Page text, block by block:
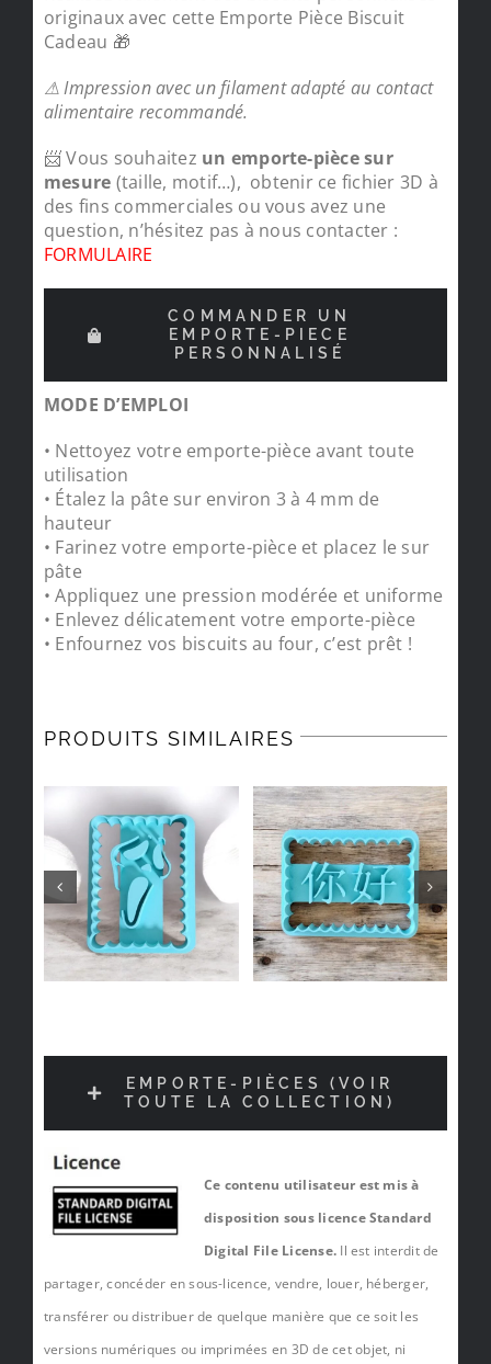
originaux avec cette Emporte Pièce Biscuit
Cadeau 🎁
⚠ Impression avec un filament adapté au contact
alimentaire recommandé.
📨 Vous souhaitez un emporte-pièce sur
mesure (taille, motif…), obtenir ce fichier 3D à
des fins commerciales ou vous avez une
question, n’hésitez pas à nous contacter :
FORMULAIRE
COMMANDER UN
EMPORTE-PIECE
PERSONNALISÉ
MODE D’EMPLOI
• Nettoyez votre emporte-pièce avant toute
utilisation
• Étalez la pâte sur environ 3 à 4 mm de
hauteur
• Farinez votre emporte-pièce et placez le sur
pâte
• Appliquez une pression modérée et uniforme
• Enlevez délicatement votre emporte-pièce
• Enfournez vos biscuits au four, c’est prêt !
PRODUITS SIMILAIRES
EMPORTE-PIÈCES (VOIR
TOUTE LA COLLECTION)
Ce contenu utilisateur est mis à
disposition sous licence Standard
Digital File License. Il est interdit de
partager, concéder en sous-licence, vendre, louer, héberger,
transférer ou distribuer de quelque manière que ce soit les
versions numériques ou imprimées en 3D de cet objet, ni